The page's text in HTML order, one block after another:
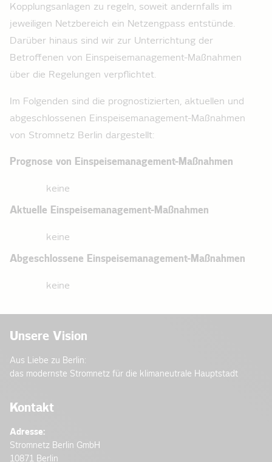
Kopplungsanlagen zu regeln, soweit andernfalls im
jeweiligen Netzbereich ein Netzengpass entstünde.
Darüber hinaus sind wir zur Unterrichtung der
Betroffenen von Einspeise­management-Maßnahmen
über die Regelungen verpflichtet.
Im Folgenden sind die prognostizierten, aktuellen und
abgeschlossenen Einspeise­management-Maßnahmen
von Stromnetz Berlin dargestellt:
Prognose von Einspeise­management-Maßnahmen
keine
Aktuelle Einspeise­management-Maßnahmen
keine
Abgeschlossene Einspeise­management-Maßnahmen
keine
Unsere Vision
Aus Liebe zu Berlin:
das modernste Stromnetz für die klimaneutrale Hauptstadt
Kontakt
Adresse:
Stromnetz Berlin GmbH
10871 Berlin